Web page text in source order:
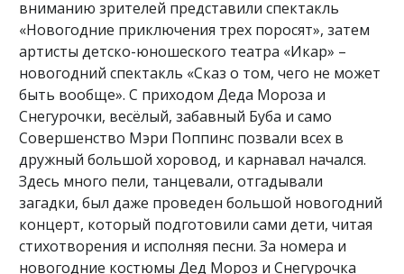
вниманию зрителей представили спектакль
«Новогодние приключения трех поросят», затем
артисты детско-юношеского театра «Икар» –
новогодний спектакль «Сказ о том, чего не может
быть вообще». С приходом Деда Мороза и
Снегурочки, весёлый, забавный Буба и само
Совершенство Мэри Поппинс позвали всех в
дружный большой хоровод, и карнавал начался.
Здесь много пели, танцевали, отгадывали
загадки, был даже проведен большой новогодний
концерт, который подготовили сами дети, читая
стихотворения и исполняя песни. За номера и
новогодние костюмы Дед Мороз и Снегурочка